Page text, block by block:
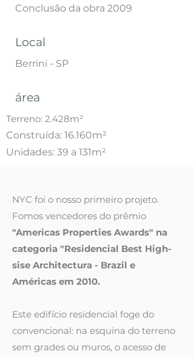
Conclusão da obra 2009
Local
Berrini - SP
área
Terreno: 2.428m²
Construída: 16.160m²
Unidades: 39 a 131m²
NYC foi o nosso primeiro projeto.
Fomos vencedores do prêmio
"Americas Properties Awards" na
categoria "Residencial Best High-
sise Architectura - Brazil e
Américas em 2010.
Este edifício residencial foge do
convencional: na esquina do terreno
sem grades ou muros, o acesso de